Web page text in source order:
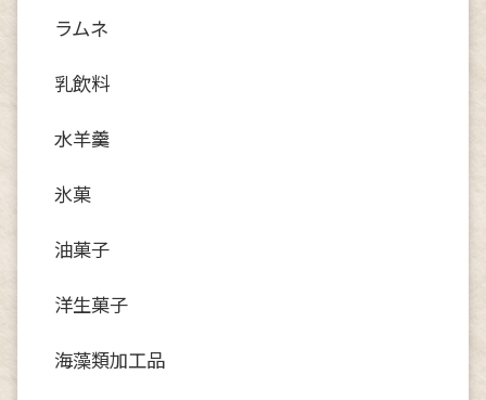
ラムネ
乳飲料
水羊羹
氷菓
油菓子
洋生菓子
海藻類加工品